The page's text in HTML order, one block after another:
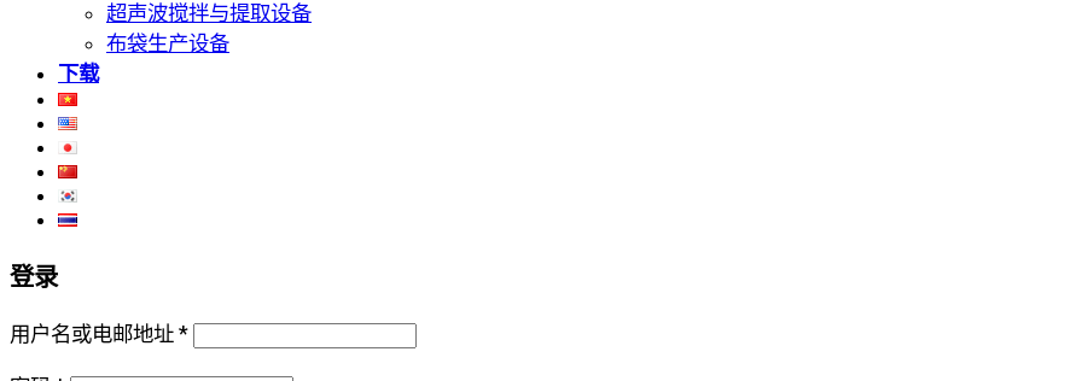
超声波搅拌与提取设备
布袋生产设备
下载
登录
用户名或电邮地址 *